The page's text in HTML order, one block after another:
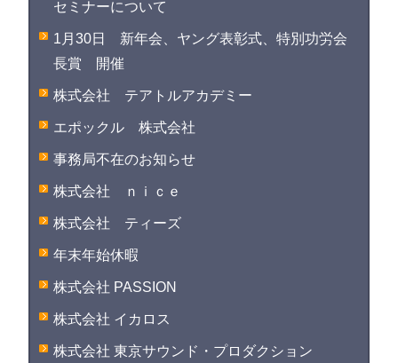
セミナーについて
1月30日 新年会、ヤング表彰式、特別功労会
長賞 開催
株式会社 テアトルアカデミー
エポックル 株式会社
事務局不在のお知らせ
株式会社 ｎｉｃｅ
株式会社 ティーズ
年末年始休暇
株式会社 PASSION
株式会社 イカロス
株式会社 東京サウンド・プロダクション